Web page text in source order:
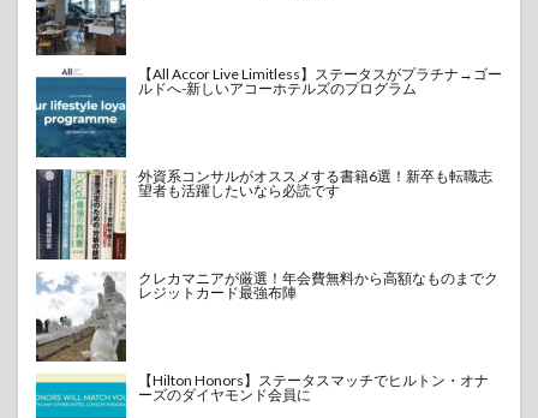
【All Accor Live Limitless】ステータスがプラチナ→ゴー
ルドへ-新しいアコーホテルズのプログラム
外資系コンサルがオススメする書籍6選！新卒も転職志
望者も活躍したいなら必読です
クレカマニアが厳選！年会費無料から高額なものまでク
レジットカード最強布陣
【Hilton Honors】ステータスマッチでヒルトン・オナ
ーズのダイヤモンド会員に